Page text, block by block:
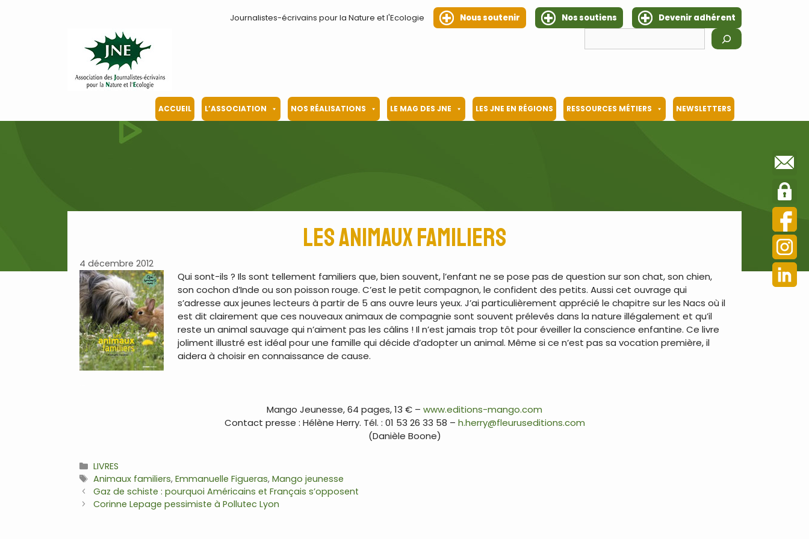
Journalistes-écrivains pour la Nature et l'Ecologie Nous soutenir Nos soutiens
Devenir adhérent
ACCUEIL L’ASSOCIATION NOS RÉALISATIONS LE MAG DES JNE LES JNE EN RÉGIONS RESSOURCES MÉTIERS NEWSLETTERS
Les animaux familiers
4 décembre 2012
Qui sont-ils ? Ils sont tellement familiers que, bien souvent, l’enfant ne se pose pas de question sur son chat, son chien,
son cochon d’Inde ou son poisson rouge. C’est le petit compagnon, le confident des petits. Aussi cet ouvrage qui
s’adresse aux jeunes lecteurs à partir de 5 ans ouvre leurs yeux. J’ai particulièrement apprécié le chapitre sur les Nacs où il
est dit clairement que ces nouveaux animaux de compagnie sont souvent prélevés dans la nature illégalement et qu’il
reste un animal sauvage qui n’aiment pas les câlins ! Il n’est jamais trop tôt pour éveiller la conscience enfantine. Ce livre
joliment illustré est idéal pour une famille qui décide d’adopter un animal. Même si ce n’est pas sa vocation première, il
aidera à choisir en connaissance de cause.
Mango Jeunesse, 64 pages, 13 € – www.editions-mango.com
Contact presse : Hélène Herry. Tél. : 01 53 26 33 58 – h.herry@fleuruseditions.com
(Danièle Boone)
Catégories
LIVRES
Étiquettes
Animaux familiers,Emmanuelle Figueras,Mango jeunesse
Navigation
des
Gaz de schiste : pourquoi Américains et Français s’opposent
Corinne Lepage pessimiste à Pollutec Lyon